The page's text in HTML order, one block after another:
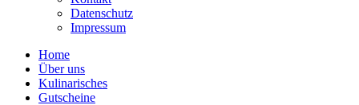
Datenschutz
Impressum
Home
Über uns
Kulinarisches
Gutscheine